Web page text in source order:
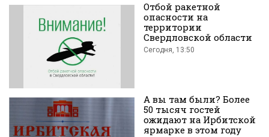
Вконтакте
Отбой ракетной
опасности на
территории
Свердловской области
Сегодня, 13:50
А вы там были? Более
50 тысяч гостей
ожидают на Ирбитской
ярмарке в этом году